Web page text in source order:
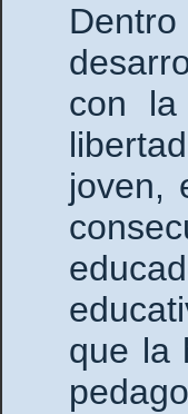
con la
joven,
que la